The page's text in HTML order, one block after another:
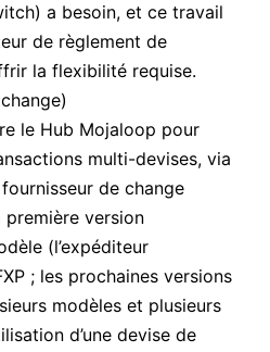
a besoin, et ce travail
de règlement de
la flexibilité requise.
le Hub Mojaloop pour
multi-devises, via
de change
première version
(l’expéditeur
; les prochaines versions
modèles et plusieurs
d’une devise de